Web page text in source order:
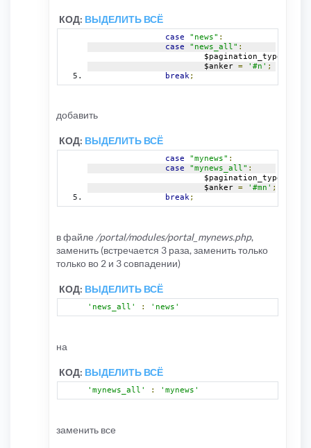
КОД: ВЫДЕЛИТЬ ВСЁ
case "news" :
case
"news_all" :
			$pagination_type
			$anker
= '#n' ;
break ;
добавить
КОД: ВЫДЕЛИТЬ ВСЁ
case "mynews" :
case
"mynews_all" :
			$pagination_type
			$anker
= '#mn' ;
break;
в файле /portal/modules/portal_mynews.php,
заменить (встречается 3 раза, заменить только
только во 2 и 3 совпадении)
КОД: ВЫДЕЛИТЬ ВСЁ
'news_all' : 'news'
на
КОД: ВЫДЕЛИТЬ ВСЁ
'mynews_all' : 'mynews'
заменить все